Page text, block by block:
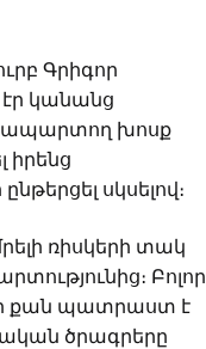
Գրիգոր
էր կանանց
խոսք
իրենց
սկսելով։
ռիսկերի տակ
Բոլոր
քան պատրաստ է
ծրագրերը